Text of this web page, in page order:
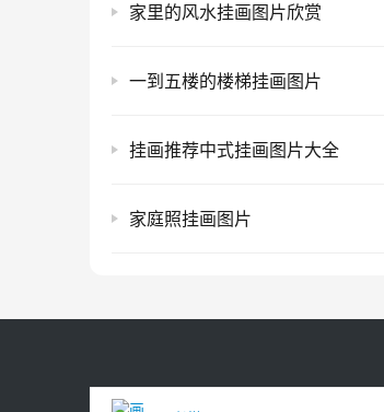
家里的风水挂画图片欣赏
一到五楼的楼梯挂画图片
挂画推荐中式挂画图片大全
家庭照挂画图片